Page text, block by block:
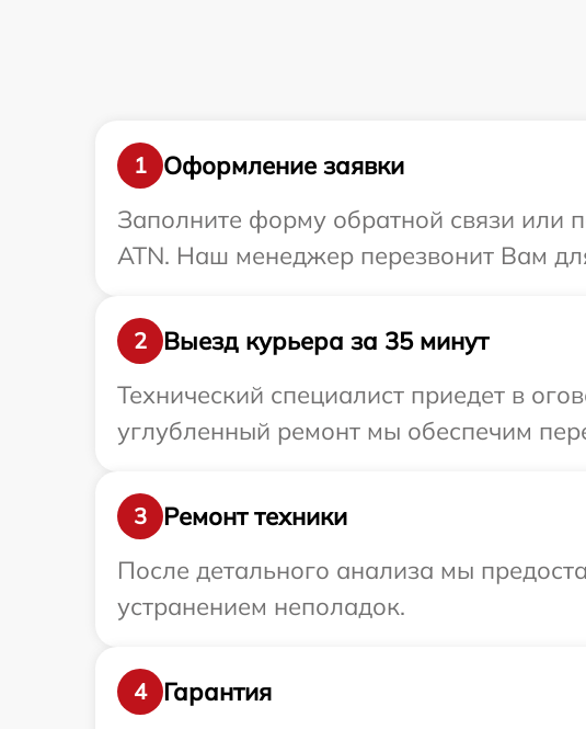
1
Оформление заявки
Заполните форму обратной связи или
ATN. Наш менеджер перезвонит Вам
2
Выезд курьера за 35 минут
Технический специалист приедет в
углубленный ремонт мы обеспечим
3
Ремонт техники
После детального анализа мы
устранением неполадок.
4
Гарантия